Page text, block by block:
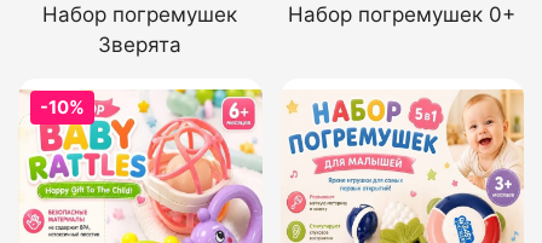
Набор погремушек
Зверята
Набор погремушек 0+
-10%